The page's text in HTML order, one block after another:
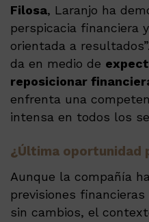
Filosa, Laranjo ha
perspicacia financiera
orientada a
da en medio de
reposicionar
enfrenta una
intensa en todos los
¿Última oportunidad
Aunque la compañía
previsiones
sin cambios, el